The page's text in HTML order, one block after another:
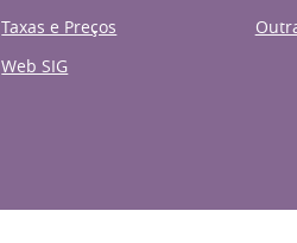
Taxas e Preços
Web SIG